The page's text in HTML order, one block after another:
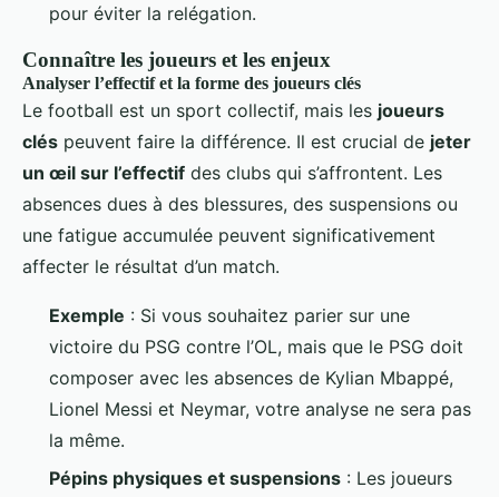
pour éviter la relégation.
Connaître les joueurs et les enjeux
Analyser l’effectif et la forme des joueurs clés
Le football est un sport collectif, mais les joueurs
clés peuvent faire la différence. Il est crucial de jeter
un œil sur l’effectif des clubs qui s’affrontent. Les
absences dues à des blessures, des suspensions ou
une fatigue accumulée peuvent significativement
affecter le résultat d’un match.
Exemple : Si vous souhaitez parier sur une
victoire du PSG contre l’OL, mais que le PSG doit
composer avec les absences de Kylian Mbappé,
Lionel Messi et Neymar, votre analyse ne sera pas
la même.
Pépins physiques et suspensions : Les joueurs